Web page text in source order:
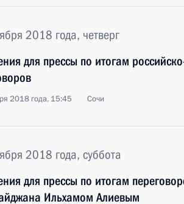
2018 года, четверг
для прессы по итогам
2018 года, 15:45 Сочи
2018 года, суббота
для прессы по итогам
Ильхамом Алиевым